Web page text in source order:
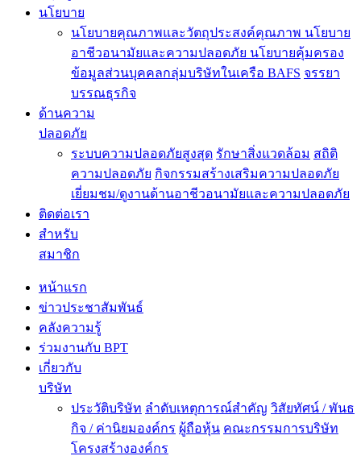
นโยบาย
นโยบายคุณภาพและวัตถุประสงค์คุณภาพ นโยบาย
อาชีวอนามัยและความปลอดภัย นโยบายคุ้มครอง
ข้อมูลส่วนบุคคลกลุ่มบริษัทในเครือ BAFS จรรยา
บรรณธุรกิจ
ด้านความ
ปลอดภัย
ระบบความปลอดภัยสูงสุด รักษาสิ่งแวดล้อม สถิติ
ความปลอดภัย กิจกรรมสร้างเสริมความปลอดภัย
เยี่ยมชม/ดูงานด้านอาชีวอนามัยและความปลอดภัย
ติดต่อเรา
สำหรับ
สมาชิก
หน้าแรก
ข่าวประชาสัมพันธ์
คลังความรู้
ร่วมงานกับ BPT
เกี่ยวกับ
บริษัท
ประวัติบริษัท ลำดับเหตุการณ์สำคัญ วิสัยทัศน์ / พันธ
กิจ / ค่านิยมองค์กร ผู้ถือหุ้น คณะกรรมการบริษัท
โครงสร้างองค์กร